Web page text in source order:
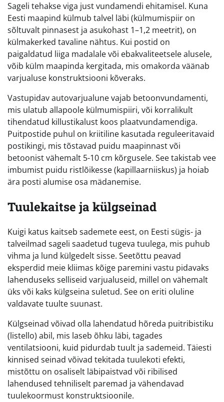
Sageli tehakse viga just vundamendi ehitamisel. Kuna
Eesti maapind külmub talvel läbi (külmumispiir on
sõltuvalt pinnasest ja asukohast 1–1,2 meetrit), on
külmakerked tavaline nähtus. Kui postid on
paigaldatud liiga madalale või ebakvaliteetsele alusele,
võib külm maapinda kergitada, mis omakorda väänab
varjualuse konstruktsiooni kõveraks.
Vastupidav autovarjualune vajab betoonvundamenti,
mis ulatub allapoole külmumispiiri, või korralikult
tihendatud killustikalust koos plaatvundamendiga.
Puitpostide puhul on kriitiline kasutada reguleeritavaid
postikingi, mis tõstavad puidu maapinnast või
betoonist vähemalt 5-10 cm kõrgusele. See takistab vee
imbumist puidu ristlõikesse (kapillaarniiskus) ja hoiab
ära posti alumise osa mädanemise.
Tuulekaitse ja külgseinad
Kuigi katus kaitseb sademete eest, on Eesti sügis- ja
talveilmad sageli saadetud tugeva tuulega, mis puhub
vihma ja lund külgedelt sisse. Seetõttu peavad
eksperdid meie kliimas kõige paremini vastu pidavaks
lahenduseks selliseid varjualuseid, millel on vähemalt
üks või kaks külgseina suletud. See on eriti oluline
valdavate tuulte suunast.
Külgseinad võivad olla lahendatud hõreda puitribistiku
(listello) abil, mis laseb õhku läbi, tagades
ventilatsiooni, kuid pidurdab tuult ja sademeid. Täiesti
kinnised seinad võivad tekitada tuulekoti efekti,
mistõttu on osaliselt läbipaistvad või ribilised
lahendused tehniliselt paremad ja vähendavad
tuulekoormust konstruktsioonile.